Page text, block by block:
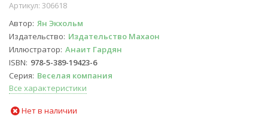
Артикул: 306618
Автор Ян Экхольм
Издательство Издательство Махаон
Иллюстратор Анаит Гардян
ISBN 978-5-389-19423-6
Серия Веселая компания
Все характеристики
Нет в наличии